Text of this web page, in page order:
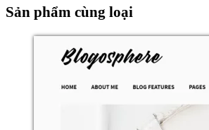
Sản phẩm cùng loại